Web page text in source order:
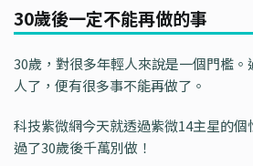
30歲後一定不能再做的事
30歲，對很多年輕人來說是一個門檻
人了，便有很多事不能再做了。
科技紫微網今天就透過紫微14主星的
過了30歲後千萬別做！